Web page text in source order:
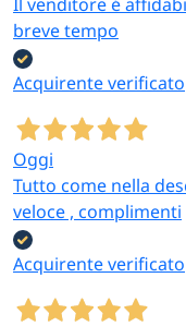
breve tempo
Acquirente verificato
Oggi
Tutto come nella
veloce , complimenti
Acquirente verificato